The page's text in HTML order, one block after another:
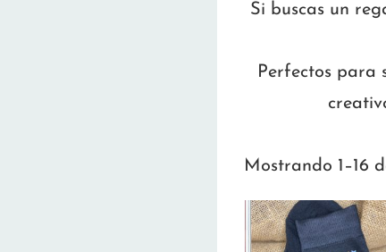
Si buscas un
Perfectos para
Mostrando 1–16